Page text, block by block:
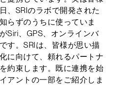
、SRIのラボで開発された
らずのうちに使っていま
Siri、GPS、オンラインバ
す。SRIは、皆様が思い描
に向けて、頼れるパートナ
約束します。既に連携を始
アントの一部をご紹介しま